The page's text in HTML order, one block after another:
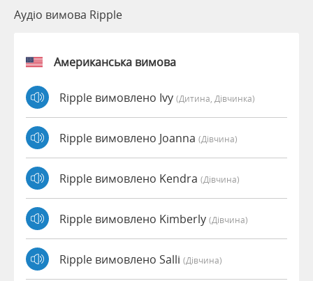
Аудіо вимова Ripple
Американська вимова
Ripple вимовлено Ivy (дитина, Дівчинка)
Ripple вимовлено Joanna (дівчина)
Ripple вимовлено Kendra (дівчина)
Ripple вимовлено Kimberly (дівчина)
Ripple вимовлено Salli (дівчина)